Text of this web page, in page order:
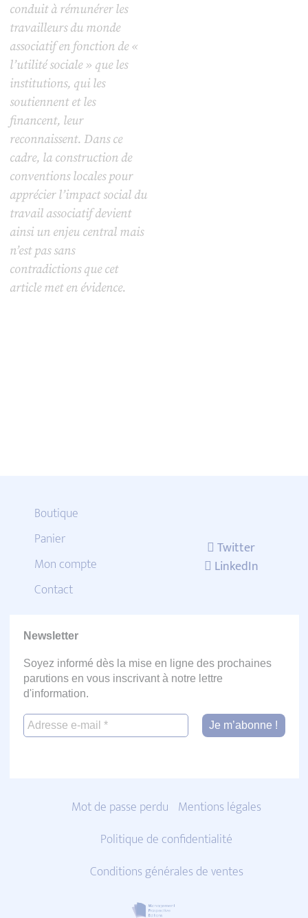
conduit à rémunérer les
travailleurs du monde
associatif en fonction de «
l’utilité sociale » que les
institutions, qui les
soutiennent et les
financent, leur
reconnaissent. Dans ce
cadre, la construction de
conventions locales pour
apprécier l’impact social du
travail associatif devient
ainsi un enjeu central mais
n’est pas sans
contradictions que cet
article met en évidence.
Boutique
Panier
Mon compte
Contact
Twitter
LinkedIn
Newsletter
Soyez informé dès la mise en ligne des prochaines
parutions en vous inscrivant à notre lettre
d'information.
Mot de passe perdu Mentions légales
Politique de confidentialité
Conditions générales de ventes